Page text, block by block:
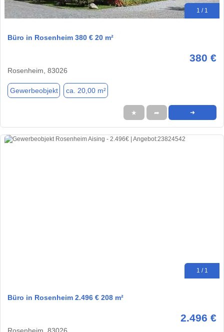
1 / 1
Büro in Rosenheim 380 € 20 m²
380 €
Rosenheim, 83026
Gewerbeobjekt ca. 20,00 m²
★ ➦ ➜
1 / 1
Büro in Rosenheim 2.496 € 208 m²
2.496 €